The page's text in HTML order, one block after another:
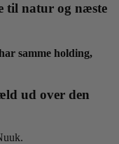
til natur og næste
samme holding,
ud over den